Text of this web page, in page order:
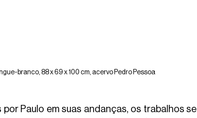
branco, 88 x 69 x 100 cm, acervo Pedro Pessoa
Paulo em suas andanças, os trabalhos se